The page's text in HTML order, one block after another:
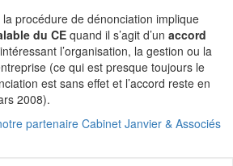
procédure de dénonciation implique
du CE quand il s’agit d’un accord
intéressant l’organisation, la gestion ou la
(ce qui est presque toujours le
est sans effet et l’accord reste en
2008).
partenaire Cabinet Janvier & Associés